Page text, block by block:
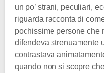
un po’ strani, peculiari,
riguarda racconta di
pochissime persone che
difendeva strenuamente
contrastava
quando non si scopre